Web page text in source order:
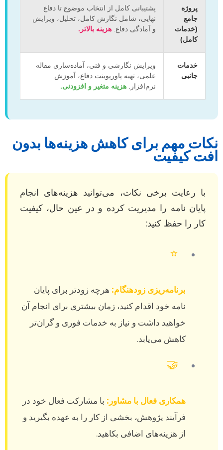
پروژه
جامع
(خدمات
کامل)
پشتیبانی کامل از انتخاب موضوع تا دفاع
نهایی، شامل نگارش کامل، تحلیل، ویرایش
و آمادگی دفاع. هزینه بالاتر.
خدمات
جانبی
ویرایش نگارشی و فنی، آماده‌سازی مقاله
علمی، تهیه پاورپوینت دفاع، آموزش
نرم‌افزار. هزینه متغیر و افزودنی.
نکات مهم برای کاهش هزینه‌ها بدون
افت کیفیت
با رعایت برخی نکات، می‌توانید هزینه‌های انجام
پایان نامه را مدیریت کرده و در عین حال، کیفیت
کار را حفظ کنید:
⭐
برنامه‌ریزی زودهنگام: هرچه زودتر برای پایان
نامه خود اقدام کنید، زمان بیشتری برای انجام آن
خواهید داشت و نیاز به خدمات فوری و گران‌تر
کاهش می‌یابد.
🤝
همکاری فعال با مشاور: با مشارکت فعال خود در
فرآیند پژوهش، بخشی از کار را به عهده بگیرید و
از هزینه‌های اضافی بکاهید.